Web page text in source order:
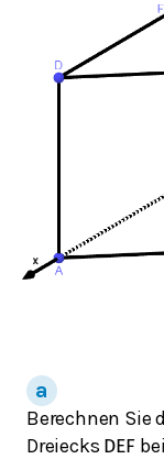
Berechnen Sie
Dreiecks DEF bei